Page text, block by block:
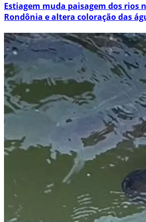
Estiagem muda paisagem dos rios
Rondônia e altera coloração das